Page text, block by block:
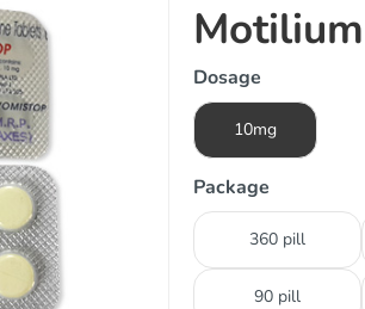
Motilium
Dosage
10mg
Package
360 pill
90 pill